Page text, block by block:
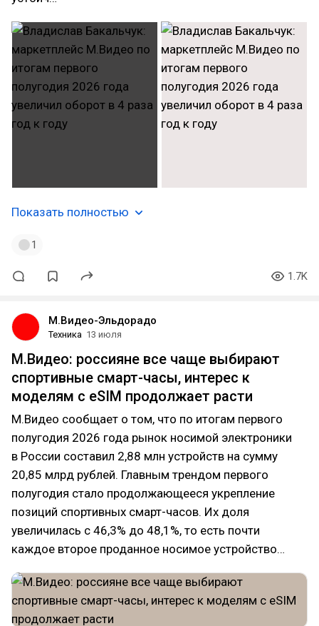
Показать полностью
1
1.7K
М.Видео-Эльдорадо
Техника 13 июля
М.Видео: россияне все чаще выбирают
спортивные смарт-часы, интерес к
моделям с eSIM продолжает расти
М.Видео сообщает о том, что по итогам первого
полугодия 2026 года рынок носимой электроники
в России составил 2,88 млн устройств на сумму
20,85 млрд рублей. Главным трендом первого
полугодия стало продолжающееся укрепление
позиций спортивных смарт-часов. Их доля
увеличилась с 46,3% до 48,1%, то есть почти
каждое второе проданное носимое устройство…